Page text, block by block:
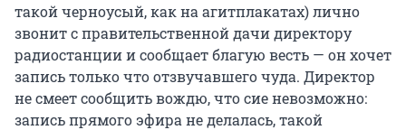
такой черноусый, как на агитплакатах) лично
звонит с правительственной дачи директору
радиостанции и сообщает благую весть — он хочет
запись только что отзвучавшего чуда. Директор
не смеет сообщить вождю, что сие невозможно:
запись прямого эфира не делалась, такой